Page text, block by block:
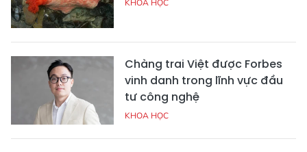
KHOA HỌC
Chàng trai Việt được Forbes
vinh danh trong lĩnh vực đầu
tư công nghệ
KHOA HỌC